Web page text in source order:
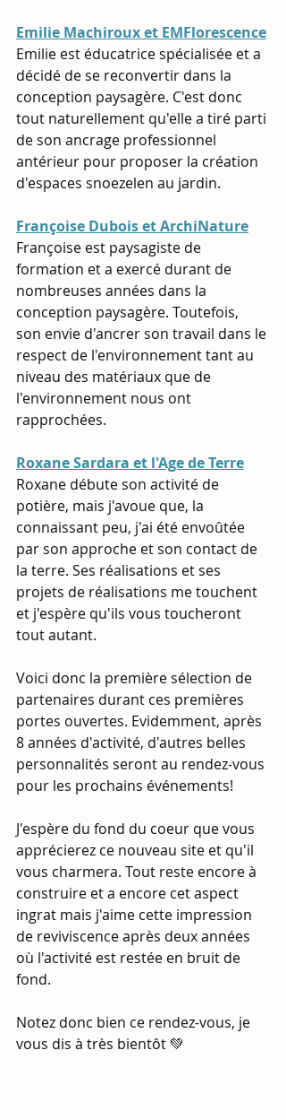
Emilie Machiroux et EMFlorescence
Emilie est éducatrice spécialisée et a
décidé de se reconvertir dans la
conception paysagère. C'est donc
tout naturellement qu'elle a tiré parti
de son ancrage professionnel
antérieur pour proposer la création
d'espaces snoezelen au jardin.
Françoise Dubois et ArchiNature
Françoise est paysagiste de
formation et a exercé durant de
nombreuses années dans la
conception paysagère. Toutefois,
son envie d'ancrer son travail dans le
respect de l'environnement tant au
niveau des matériaux que de
l'environnement nous ont
rapprochées.
Roxane Sardara et l'Age de Terre
Roxane débute son activité de
potière, mais j'avoue que, la
connaissant peu, j'ai été envoûtée
par son approche et son contact de
la terre. Ses réalisations et ses
projets de réalisations me touchent
et j'espère qu'ils vous toucheront
tout autant.
Voici donc la première sélection de
partenaires durant ces premières
portes ouvertes. Evidemment, après
8 années d'activité, d'autres belles
personnalités seront au rendez-vous
pour les prochains événements!
J'espère du fond du coeur que vous
apprécierez ce nouveau site et qu'il
vous charmera. Tout reste encore à
construire et a encore cet aspect
ingrat mais j'aime cette impression
de reviviscence après deux années
où l'activité est restée en bruit de
fond.
Notez donc bien ce rendez-vous, je
vous dis à très bientôt 💚